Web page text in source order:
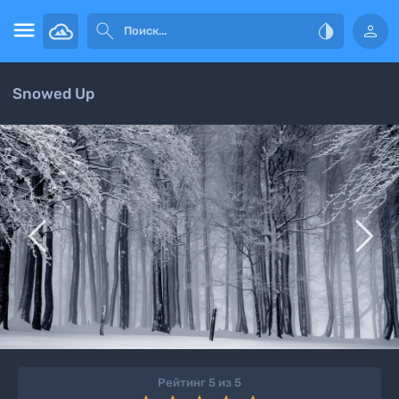
   
Snowed Up
 
Рейтинг 5 из 5